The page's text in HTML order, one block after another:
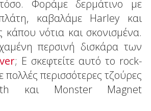
Φοράμε δερμάτινο με
καβαλάμε Harley και
νότια και σκονισμένα.
περσινή δισκάρα των
; Ε σκεφτείτε αυτό το rock-
πολλές περισσότερες τζούρες
και Monster Magnet